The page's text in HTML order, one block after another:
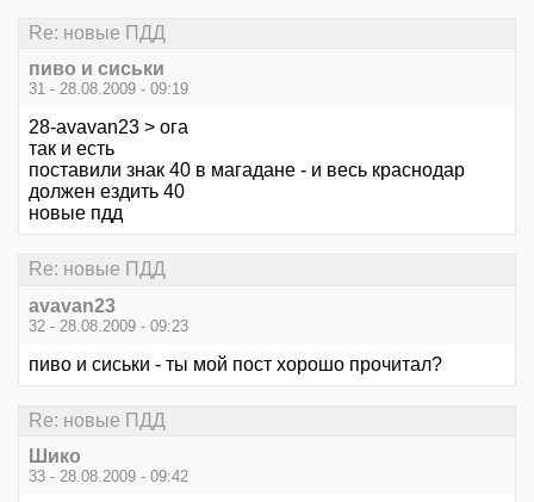
Re: новые ПДД
пиво и сиськи
31 - 28.08.2009 - 09:19
28-avavan23 > ога
так и есть
поставили знак 40 в магадане - и весь краснодар
должен ездить 40
новые пдд
Re: новые ПДД
avavan23
32 - 28.08.2009 - 09:23
пиво и сиськи - ты мой пост хорошо прочитал?
Re: новые ПДД
Шико
33 - 28.08.2009 - 09:42